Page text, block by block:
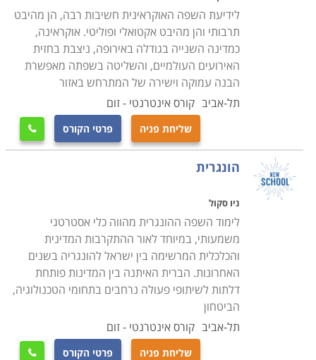
לידיעת השפה האוקראינית חשיבות רבה, הן מהיבט
תרבותי והן מהיבט אקטואלי ופוליטי. אוקראינה,
כמדינה השנייה בגודלה באירופה, ניצבת בחזית
האירועים העולמיים, והשליטה בשפתה מאפשרת
הבנה עמוקה וישירה של המתרחש באזור
תל-אביב קורס אינטרנטי - זום
שליחת פניה פרטי הקורס 
הונגרית
ניו סקול
לימוד השפה ההונגרית מהווה כלי אסטרטגי
משמעותי, במיוחד לאור ההתקרבות המדינית
והכלכלית המרשימה בין ישראל להונגריה בשנים
האחרונות. הברית האיתנה בין המדינות פותחת
דלתות לשיתופי פעולה נרחבים בתחומי הטכנולוגיה,
הביטחון
תל-אביב קורס אינטרנטי - זום
שליחת פניה פרטי הקורס 